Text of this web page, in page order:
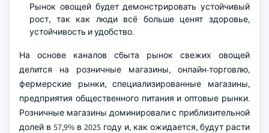
Рынок овощей будет демонстрировать устойчивый
рост, так как люди всё больше ценят здоровье,
устойчивость и удобство.
На основе каналов сбыта рынок свежих овощей
делится на розничные магазины, онлайн-торговлю,
фермерские рынки, специализированные магазины,
предприятия общественного питания и оптовые рынки.
Розничные магазины доминировали с приблизительной
долей в 57,9% в 2025 году и, как ожидается, будут расти